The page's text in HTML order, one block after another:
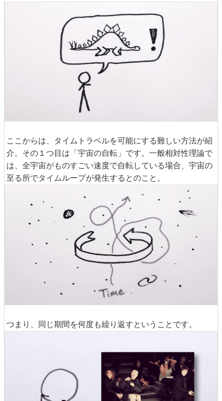
ここからは、タイムトラベルを可能にする難しい方法が紹
介。その１つ目は「宇宙の自転」です。一般相対性理論で
は、全宇宙がものすごい速度で自転している場合、宇宙の
至る所でタイムループが発生するとのこと。
つまり、同じ期間を何度も繰り返すということです。